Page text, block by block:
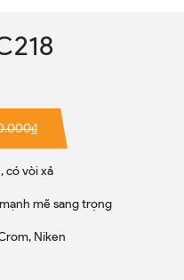
có vòi xả
mẽ sang trọng
Niken